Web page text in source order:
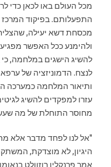
מכל העולם באו לכאן כדי
התפעלותם. בפיקוד המרכז
מכסחת דשא יעילה,
ולהימנע ככל האפשר
להשיג הישגים במלחמה,
לנצח. הדמוניזציה של
ותיאור המלחמה כמערכה
עזרו למפקדים להשיג
מחוסר התוחלת של מה
"אל לנו לפחד מדבר אלא
היגיון, לא מוצדקת,
אמר פרנקלין רוזוולט